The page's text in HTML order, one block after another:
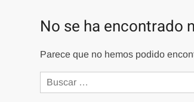
No se ha encontrado
Parece que no hemos podido